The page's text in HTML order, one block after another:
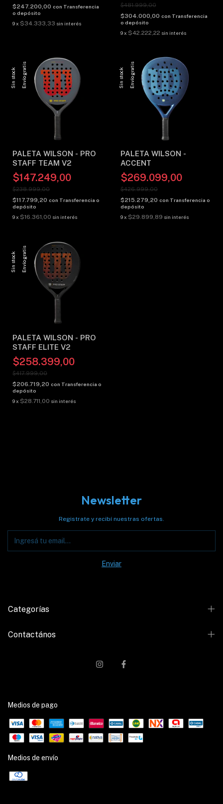
$247.200,00 con Transferencia
o depósito
9x $34.333,33 sin interés
$481.999,00
$304.000,00 con Transferencia
o depósito
9 x $42.222,22 sin interés
Sin stock Envío gratis
PALETA WILSON - PRO
STAFF TEAM V2
$147.249,00
$238.999,00
$117.799,20 con Transferencia o
depósito
9x $16.361,00 sin interés
Sin stock Envío gratis
PALETA WILSON -
ACCENT
$269.099,00
$426.999,00
$215.279,20 con Transferencia o
depósito
9 x $29.899,89 sin interés
Sin stock Envío gratis
PALETA WILSON - PRO
STAFF ELITE V2
$258.399,00
$417.999,00
$206.719,20 con Transferencia o
depósito
9x $28.711,00 sin interés
Newsletter
Registrate y recibí nuestras ofertas.
Categorías
Contactános
Medios de pago
Medios de envío